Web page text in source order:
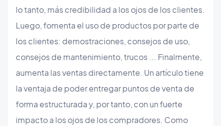
lo tanto, más credibilidad a los ojos de los clientes.
Luego, fomenta el uso de productos por parte de
los clientes: demostraciones, consejos de uso,
consejos de mantenimiento, trucos ... Finalmente,
aumenta las ventas directamente. Un artículo tiene
la ventaja de poder entregar puntos de venta de
forma estructurada y, por tanto, con un fuerte
impacto a los ojos de los compradores. Como